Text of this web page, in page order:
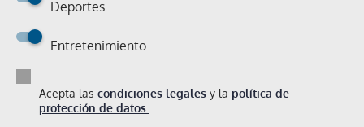
Deportes
Entretenimiento
Acepta las condiciones legales y la política de
protección de datos.